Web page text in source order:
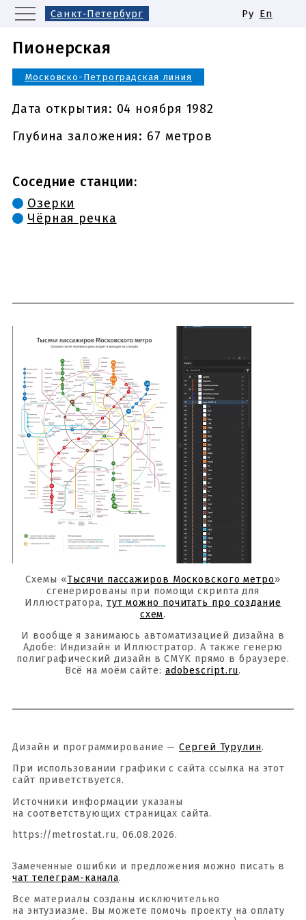
Санкт-Петербург
Казань
Нижний Новгород
Новосибирск
Самара
Одинаковые названия станций
метро
Ру En
Пионерская
Московско-Петроградская линия
Дата открытия: 04 ноября 1982
Глубина заложения: 67 метров
Соседние станции:
Озерки
Чёрная речка
Схемы «Тысячи пассажиров Московского метро»
сгенерированы при помощи скрипта для
Иллюстратора, тут можно почитать про создание
схем.
И вообще я занимаюсь автоматизацией дизайна в
Адобе: Индизайн и Иллюстратор. А также генерю
полиграфический дизайн в CMYK прямо в браузере.
Всё на моём сайте: adobescript.ru.
Дизайн и программирование —Сергей Турулин.
При использовании графики с сайта ссылка на этот
сайт приветствуется.
Источники информации указаны
на соответствующих страницах сайта.
https://metrostat.ru, 06.08.2026.
Замеченные ошибки и предложения можно писать в
чат телеграм-канала.
Все материалы созданы исключительно
на энтузиазме. Вы можете помочь проекту на оплату